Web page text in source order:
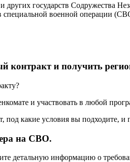
государств Содружества
военной операции
контракт и получить
и участвовать в любой
какие условия вы подходите,
на СВО.
детальную информацию о